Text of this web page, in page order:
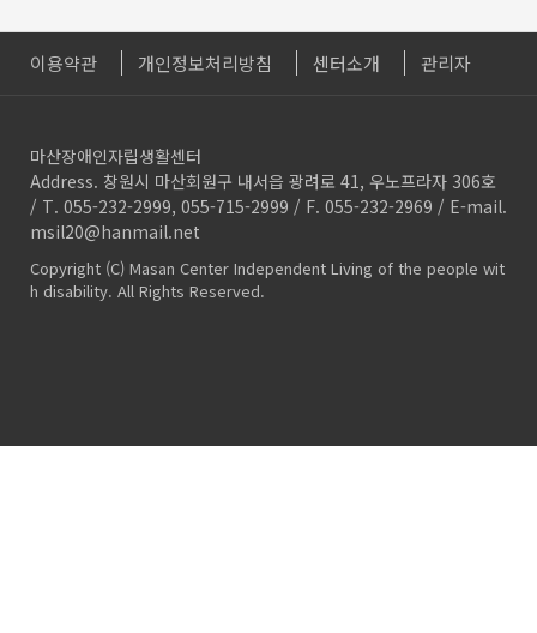
이용약관 개인정보처리방침 센터소개 관리자
마산장애인자립생활센터
Address. 창원시 마산회원구 내서읍 광려로 41, 우노프라자 306호
/ T. 055-232-2999, 055-715-2999 / F. 055-232-2969 / E-mail.
msil20@hanmail.net
Copyright (C) Masan Center Independent Living of the people wit
h disability. All Rights Reserved.